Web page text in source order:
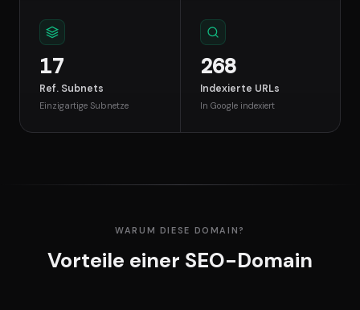
17
Ref. Subnets
Einzigartige Subnetze
268
Indexierte URLs
In Google indexiert
WARUM DIESE DOMAIN?
Vorteile einer SEO-Domain